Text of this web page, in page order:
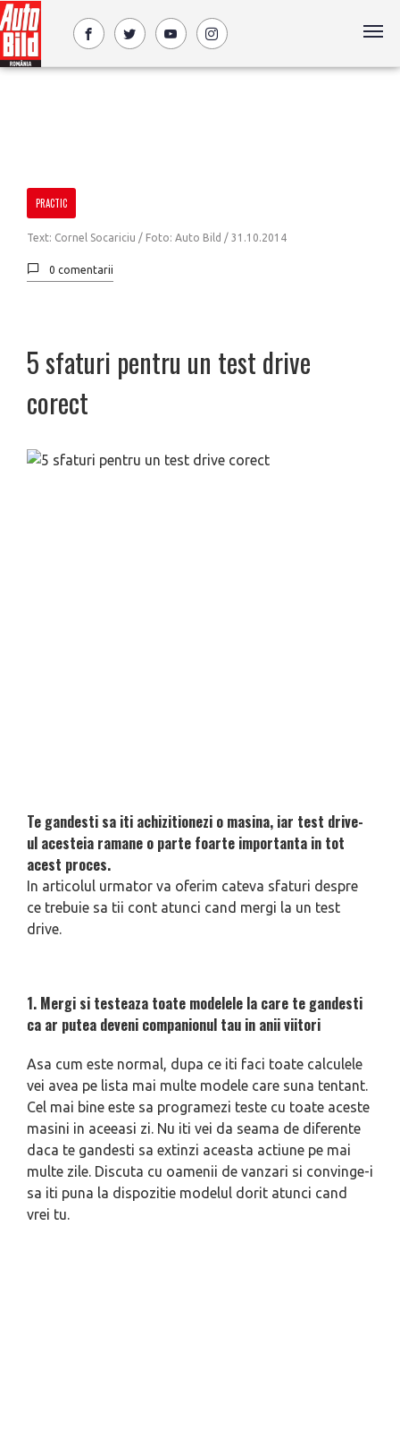
PRACTIC
Text: Cornel Socariciu / Foto: Auto Bild / 31.10.2014
0 comentarii
5 sfaturi pentru un test drive
corect
Te gandesti sa iti achizitionezi o masina, iar test drive-
ul acesteia ramane o parte foarte importanta in tot
acest proces.
In articolul urmator va oferim cateva sfaturi despre
ce trebuie sa tii cont atunci cand mergi la un test
drive.
1. Mergi si testeaza toate modelele la care te gandesti
ca ar putea deveni companionul tau in anii viitori
Asa cum este normal, dupa ce iti faci toate calculele
vei avea pe lista mai multe modele care suna tentant.
Cel mai bine este sa programezi teste cu toate aceste
masini in aceeasi zi. Nu iti vei da seama de diferente
daca te gandesti sa extinzi aceasta actiune pe mai
multe zile. Discuta cu oamenii de vanzari si convinge-i
sa iti puna la dispozitie modelul dorit atunci cand
vrei tu.